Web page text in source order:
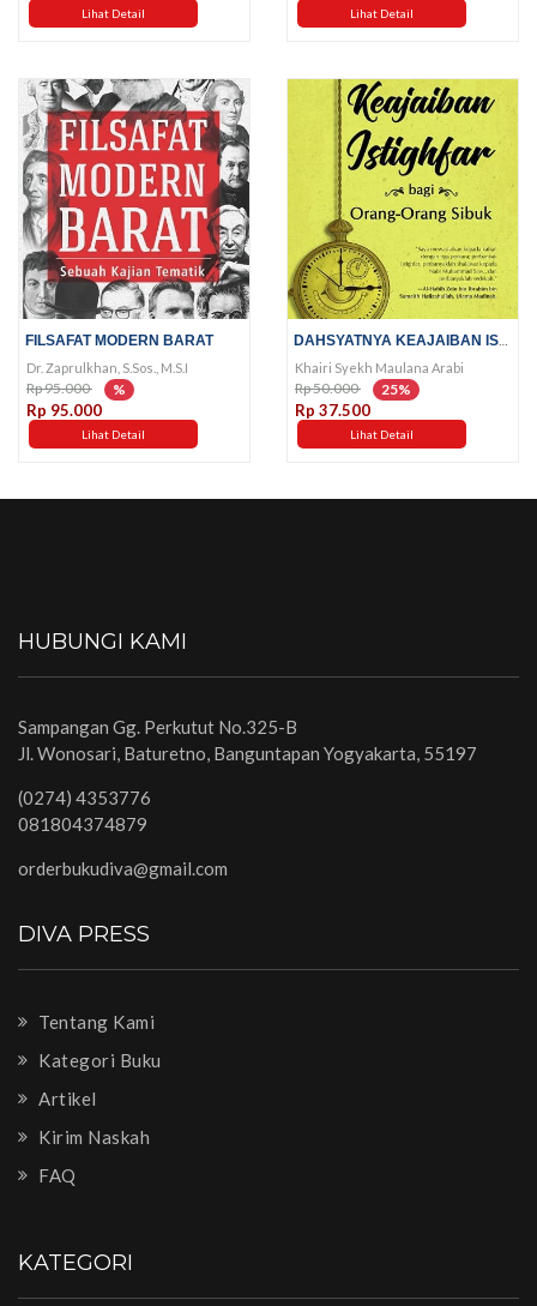
Lihat Detail Lihat Detail
FILSAFAT MODERN BARAT
Dr. Zaprulkhan, S.Sos., M.S.I
Rp 95.000 %
Rp 95.000
Lihat Detail
Khairi Syekh Maulana Arabi
Rp 50.000 25%
Rp 37.500
Lihat Detail
HUBUNGI KAMI
Sampangan Gg. Perkutut No.325-B
Jl. Wonosari, Baturetno, Banguntapan Yogyakarta, 55197
(0274) 4353776
081804374879
orderbukudiva@gmail.com
DIVA PRESS
Tentang Kami
Kategori Buku
Artikel
Kirim Naskah
FAQ
KATEGORI